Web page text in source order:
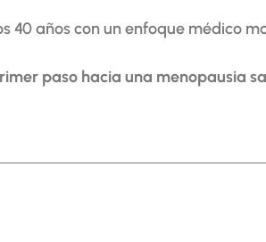
40 años con un enfoque médico
paso hacia una menopausia